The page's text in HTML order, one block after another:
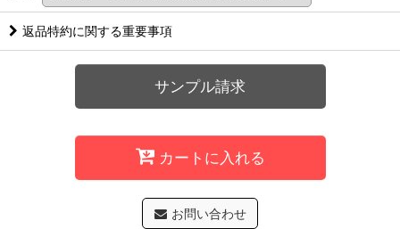
返品特約に関する重要事項
サンプル請求
カートに入れる
お問い合わせ